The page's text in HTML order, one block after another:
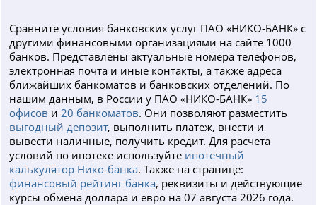
Сравните условия банковских услуг ПАО «НИКО-БАНК» с
другими финансовыми организациями на сайте 1000
банков. Представлены актуальные номера телефонов,
электронная почта и иные контакты, а также адреса
ближайших банкоматов и банковских отделений. По
нашим данным, в России у ПАО «НИКО-БАНК» 15
офисов и 20 банкоматов. Они позволяют разместить
выгодный депозит, выполнить платеж, внести и
вывести наличные, получить кредит. Для расчета
условий по ипотеке используйте ипотечный
калькулятор Нико-банка. Также на странице:
финансовый рейтинг банка, реквизиты и действующие
курсы обмена доллара и евро на 07 августа 2026 года.